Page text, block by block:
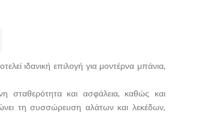
ιδανική επιλογή για μοντέρνα μπάνια,
σταθερότητα και ασφάλεια, καθώς και
τη συσσώρευση αλάτων και λεκέδων,